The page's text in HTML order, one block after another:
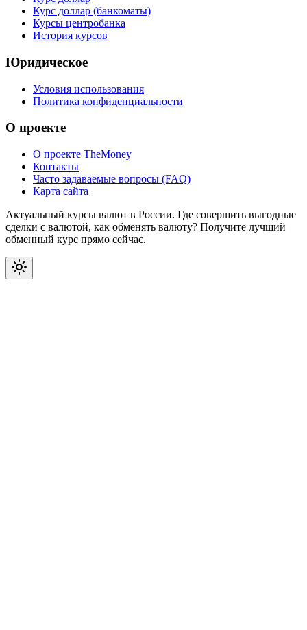
Курс доллар (банкоматы)
Курсы центробанка
История курсов
Юридическое
Условия использования
Политика конфиденциальности
О проекте
О проекте TheMoney
Контакты
Часто задаваемые вопросы (FAQ)
Карта сайта
Актуальный курсы валют в России. Где совершить выгодные
сделки с валютой, как обменять валюту? Получите лучший
обменный курс прямо сейчас.